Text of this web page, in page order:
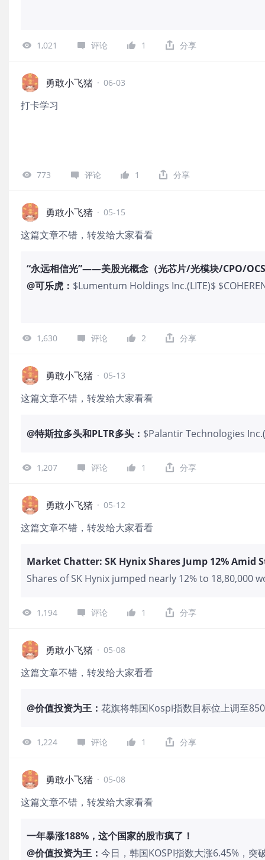
会。 要看一家公司，不知道从何下手，
2026Q1的营收为159亿美元，同比增长
元。这其中的软件业务营收达70.5亿美元
幅提升140个基点。这几个关键数据一出
俗，一季度的自由现金流达22亿美元，
的现金流使IBM在向股东返还16亿美元股
HashiCorp和Confluent的重大收购，进
选项的高质量现金流资产。 但神奇的是
约8%，并持
1,021 评论 1 分享
勇敢小飞猪 · 06-03
打卡学习
773 评论 1 分享
勇敢小飞猪 · 05-15
这篇文章不错，转发给大家看看
“永远相信光”——美股光概念（光芯片/光模块/CPO/
@可乐虎 ： $Lumentum Holdings Inc.(LITE)$
模块+OCS 布局完整，AI 高速光通信重要供
2026 年全球光模块市场规模预计约 240-270
1.6T 模块增速显著更高。 未来预期：2026
2027 年继续保持高增长，OCS+CPO 为新增
诺）；OCS 功耗优势明显。 订单：1.6T 模块
Backlog（积压订单）超过 4 亿美元；
预期达 15% 以上。 利润率：2026Q3 非
+90%），
1,630 评论 2 分享
勇敢小飞猪 · 05-13
这篇文章不错，转发给大家看看
@特斯拉多头和PLTR多头 ： $Palantir Technologies
司中最低的。 你们不用看现
编程盈利市场会有六个以
者外包给Ai定制化专业公司
何一个世界500强公司都会
llm去绑定自己的自动化系
1,207 评论 1 分享
勇敢小飞猪 · 05-12
这篇文章不错，转发给大家看看
Shares of SK Hynix jumped nearly 12% to 18,80,000 won at market close on Monday, owing to strong
report.SK Hynix is a key conventional DRAM chip
to global AI giants, and is also securing long-term
session, SK Hynix had a market capitalization of
set by Berkshire Hathaway, while that of Samsung Electronics reached 1.7
said.Shares of Samsung Electronics added over 6%
1,194 评论 1 分享
勇敢小飞猪 · 05-08
这篇文章不错，转发给大家看看
@价值投资为王 ： 花旗将韩国Kospi指数目标位上调至
及政府推动提升企业价值的举措。
长带动的GDP增长以及韩国制造业基
受益” $南方两倍做多海力士(07709)$
MSCI South Korea Bull 3x
1,224 评论 1 分享
勇敢小飞猪 · 05-08
这篇文章不错，转发给大家看看
一年暴涨188%，这个国家的股市疯了！
@价值投资为王 ： 今日，韩国KOSPI指数大涨6.45%，